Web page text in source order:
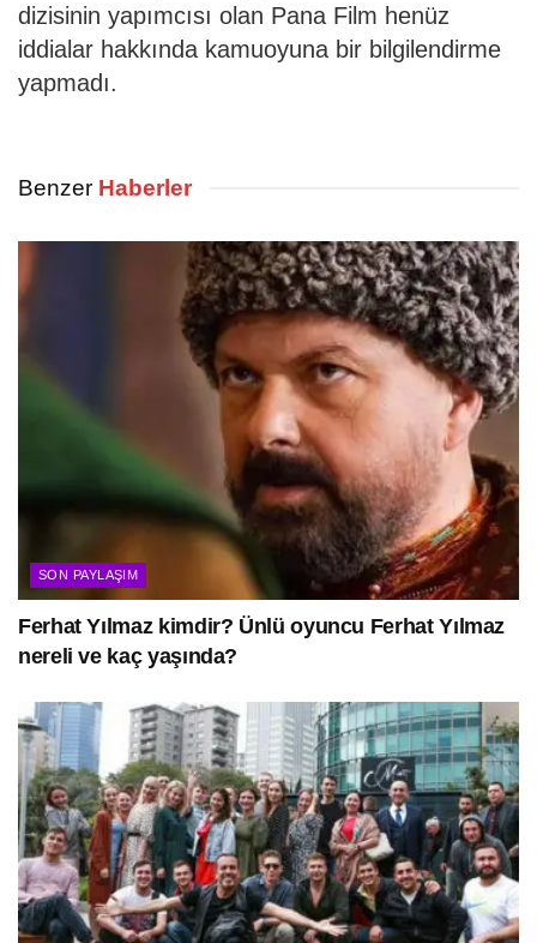
dizisinin yapımcısı olan Pana Film henüz
iddialar hakkında kamuoyuna bir bilgilendirme
yapmadı.
Benzer Haberler
SON PAYLAŞIM
Ferhat Yılmaz kimdir? Ünlü oyuncu Ferhat Yılmaz
nereli ve kaç yaşında?